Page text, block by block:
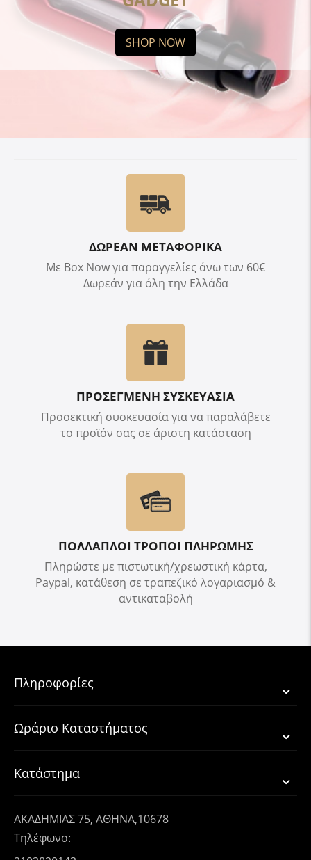
SHOP NOW
ΔΩΡΕΑΝ ΜΕΤΑΦΟΡΙΚΑ
Με Box Now για παραγγελίες άνω των 60€
Δωρεάν για όλη την Ελλάδα
ΠΡΟΣΕΓΜΕΝΗ ΣΥΣΚΕΥΑΣΙΑ
Προσεκτική συσκευασία για να παραλάβετε
το προϊόν σας σε άριστη κατάσταση
ΠΟΛΛΑΠΛΟΙ ΤΡΟΠΟΙ ΠΛΗΡΩΜΗΣ
Πληρώστε με πιστωτική/χρεωστική κάρτα,
Paypal, κατάθεση σε τραπεζικό λογαριασμό &
αντικαταβολή
Πληροφορίες
Ωράριο Καταστήματος
Κατάστημα
ΑΚΑΔΗΜΙΑΣ 75, ΑΘΗΝΑ,10678
Τηλέφωνο: